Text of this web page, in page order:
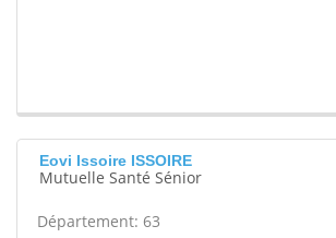
Eovi Issoire ISSOIRE
Mutuelle Santé Sénior
Département: 63